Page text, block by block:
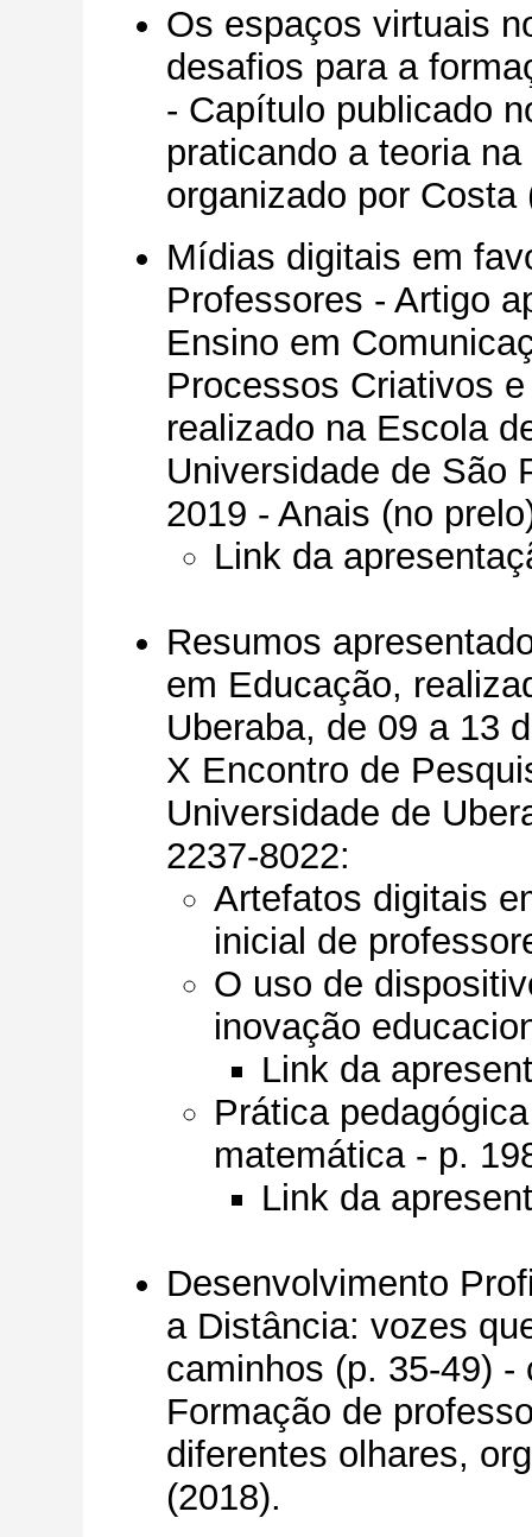
Os espaços virtuais
desafios para a
- Capítulo publicado
praticando a teoria
organizado por Costa
Mídias digitais em
Professores - Artigo
Ensino em
Processos Criativos
realizado na Escola
Universidade de São
2019 - Anais (no
Link da
Resumos
em Educação,
Uberaba, de 09 a 13
X Encontro de
Universidade de
2237-8022:
Artefatos digitais
inicial de
O uso de
inovação
Link da
Prática
matemática - p.
Link da
Desenvolvimento
a Distância: vozes
caminhos (p. 35-49)
Formação de
diferentes olhares,
(2018).